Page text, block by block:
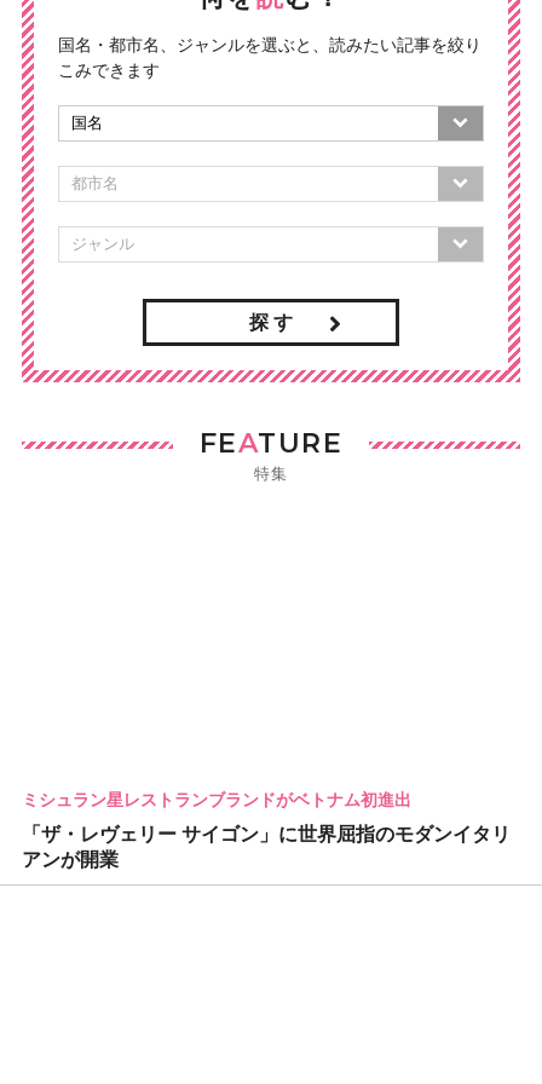
国名・都市名、ジャンルを選ぶと、読みたい記事を絞り
こみできます
探 す
FEATURE
特集
ミシュラン星レストランブランドがベトナム初進出
「ザ・レヴェリー サイゴン」に世界屈指のモダンイタリ
アンが開業